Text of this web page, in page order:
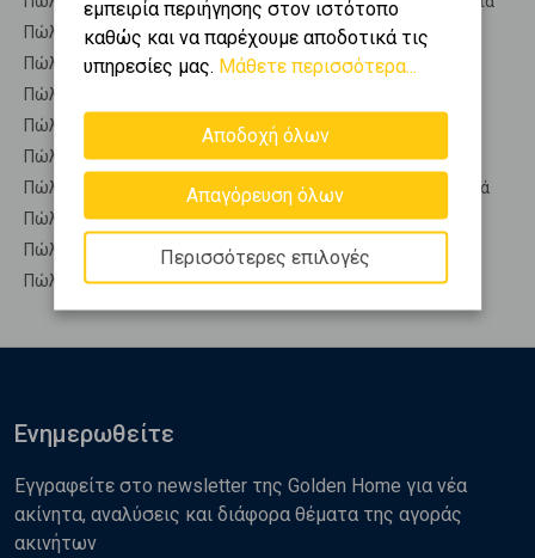
Πώληση Μονοκατοικίες ΜΕΣΣΑΠΙΑ - Νεροτριβιά
Πώληση Οικίες ΜΕΣΣΑΠΙΑ - Νεροτριβιά
Πώληση Οροφοδιαμερίσματα ΜΕΣΣΑΠΙΑ - Νεροτριβιά
Πώληση Οροφομεζονέτες ΜΕΣΣΑΠΙΑ - Νεροτριβιά
Πώληση Ρετιρέ ΜΕΣΣΑΠΙΑ - Νεροτριβιά
Πώληση Συγκροτήματα κατοικιών ΜΕΣΣΑΠΙΑ - Νεροτριβιά
Πώληση Υπόγεια ΜΕΣΣΑΠΙΑ - Νεροτριβιά
Πώληση Υπόσκαφα ΜΕΣΣΑΠΙΑ - Νεροτριβιά
Πώληση Υπολ. υψουν ΜΕΣΣΑΠΙΑ - Νεροτριβιά
εμπειρία περιήγησης στον ιστότοπο
καθώς και να παρέχουμε αποδοτικά τις
υπηρεσίες μας. Μάθετε περισσότερα...
Αποδοχή όλων
Απαγόρευση όλων
Περισσότερες επιλογές
Ενημερωθείτε
Εγγραφείτε στο newsletter της Golden Home για νέα
ακίνητα, αναλύσεις και διάφορα θέματα της αγοράς
ακινήτων